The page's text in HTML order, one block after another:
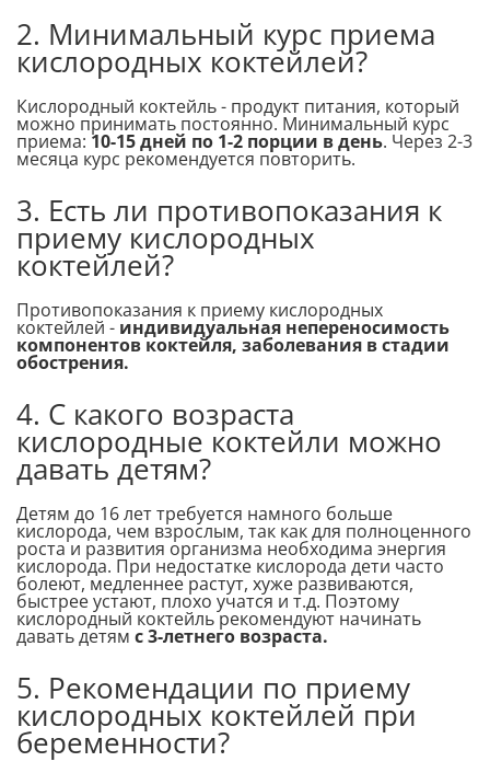
2. Минимальный курс приема
кислородных коктейлей?
Кислородный коктейль - продукт питания, который
можно принимать постоянно. Минимальный курс
приема: 10-15 дней по 1-2 порции в день. Через 2-3
месяца курс рекомендуется повторить.
3. Есть ли противопоказания к
приему кислородных
коктейлей?
Противопоказания к приему кислородных
коктейлей - индивидуальная непереносимость
компонентов коктейля, заболевания в стадии
обострения.
4. С какого возраста
кислородные коктейли можно
давать детям?
Детям до 16 лет требуется намного больше
кислорода, чем взрослым, так как для полноценного
роста и развития организма необходима энергия
кислорода. При недостатке кислорода дети часто
болеют, медленнее растут, хуже развиваются,
быстрее устают, плохо учатся и т.д. Поэтому
кислородный коктейль рекомендуют начинать
давать детям с 3-летнего возраста.
5. Рекомендации по приему
кислородных коктейлей при
беременности?